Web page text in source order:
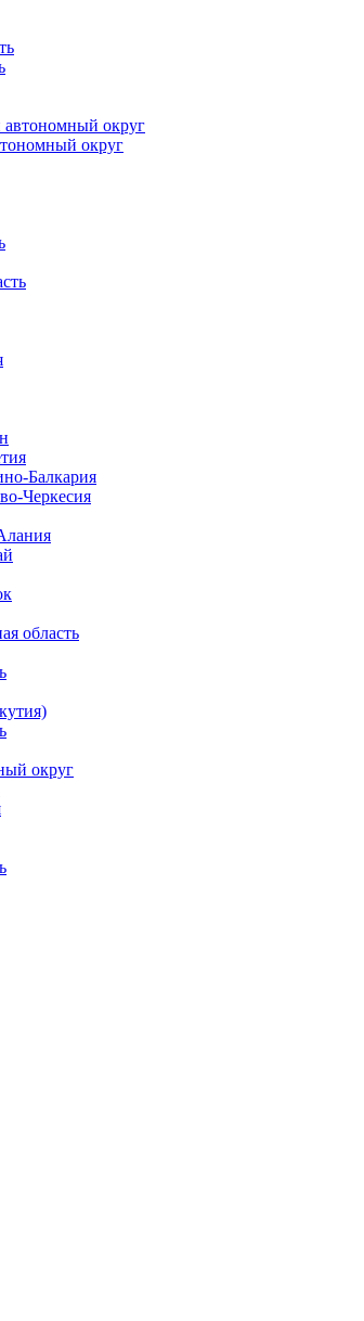
округ
округ
Балкария
Черкесия
область
округ